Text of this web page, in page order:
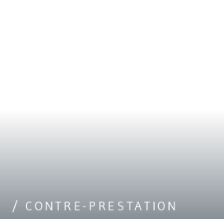
/ CONTRE-PRESTATION